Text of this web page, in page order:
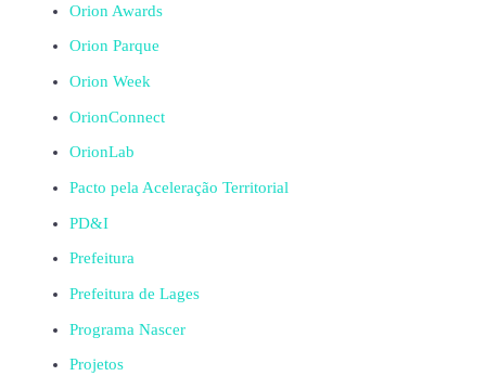
Orion Awards
Orion Parque
Orion Week
OrionConnect
OrionLab
Pacto pela Aceleração Territorial
PD&I
Prefeitura
Prefeitura de Lages
Programa Nascer
Projetos